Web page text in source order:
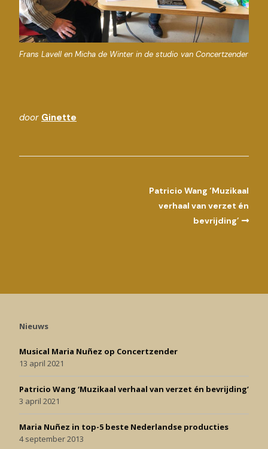
Frans Lavell en Micha de Winter in de studio van Concertzender
door Ginette
Patricio Wang ‘Muzikaal
verhaal van verzet én
bevrijding’
Nieuws
Musical Maria Nuñez op Concertzender
13 april 2021
Patricio Wang ‘Muzikaal verhaal van verzet én bevrijding’
3 april 2021
Maria Nuñez in top-5 beste Nederlandse producties
4 september 2013